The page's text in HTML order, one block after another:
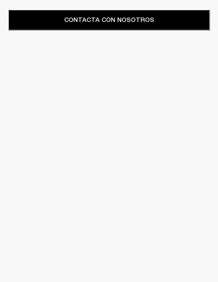
CONTACTA CON NOSOTROS